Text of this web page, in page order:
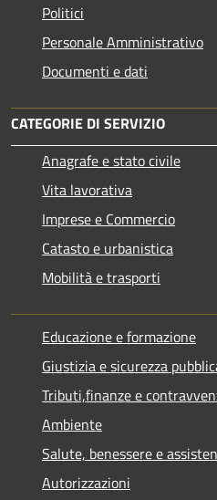
Politici
Personale Amministrativo
Documenti e dati
CATEGORIE DI SERVIZIO
Anagrafe e stato civile
Vita lavorativa
Imprese e Commercio
Catasto e urbanistica
Mobilità e trasporti
Educazione e formazione
Giustizia e sicurezza
Tributi,finanze e
Ambiente
Salute, benessere e
Autorizzazioni